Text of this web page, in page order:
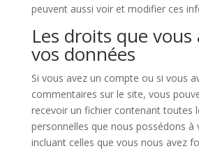
peuvent aussi voir et modifier ces
Les droits que vous
vos données
Si vous avez un compte ou si vous
commentaires sur le site, vous
recevoir un fichier contenant toutes
personnelles que nous possédons à
incluant celles que vous nous avez